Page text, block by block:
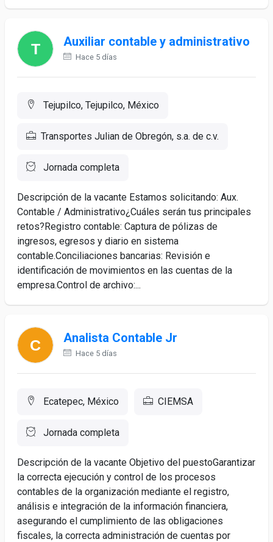
Auxiliar contable y administrativo
Hace 5 días
Tejupilco, Tejupilco, México
Transportes Julian de Obregón, s.a. de c.v.
Jornada completa
Descripción de la vacante Estamos solicitando: Aux.
Contable / Administrativo¿Cuáles serán tus principales
retos?Registro contable: Captura de pólizas de
ingresos, egresos y diario en sistema
contable.Conciliaciones bancarias: Revisión e
identificación de movimientos en las cuentas de la
empresa.Control de archivo:...
Analista Contable Jr
Hace 5 días
Ecatepec, México CIEMSA
Jornada completa
Descripción de la vacante Objetivo del puestoGarantizar
la correcta ejecución y control de los procesos
contables de la organización mediante el registro,
análisis e integración de la información financiera,
asegurando el cumplimiento de las obligaciones
fiscales, la correcta administración de cuentas por